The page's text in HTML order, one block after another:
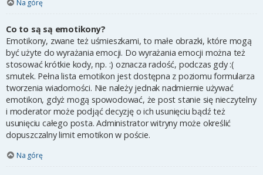
Na górę
Co to są są emotikony?
Emotikony, zwane też uśmieszkami, to małe obrazki, które mogą
być użyte do wyrażania emocji. Do wyrażania emocji można też
stosować krótkie kody, np. :) oznacza radość, podczas gdy :(
smutek. Pełna lista emotikon jest dostępna z poziomu formularza
tworzenia wiadomości. Nie należy jednak nadmiernie używać
emotikon, gdyż mogą spowodować, że post stanie się nieczytelny
i moderator może podjąć decyzję o ich usunięciu bądź też
usunięciu całego posta. Administrator witryny może określić
dopuszczalny limit emotikon w poście.
Na górę